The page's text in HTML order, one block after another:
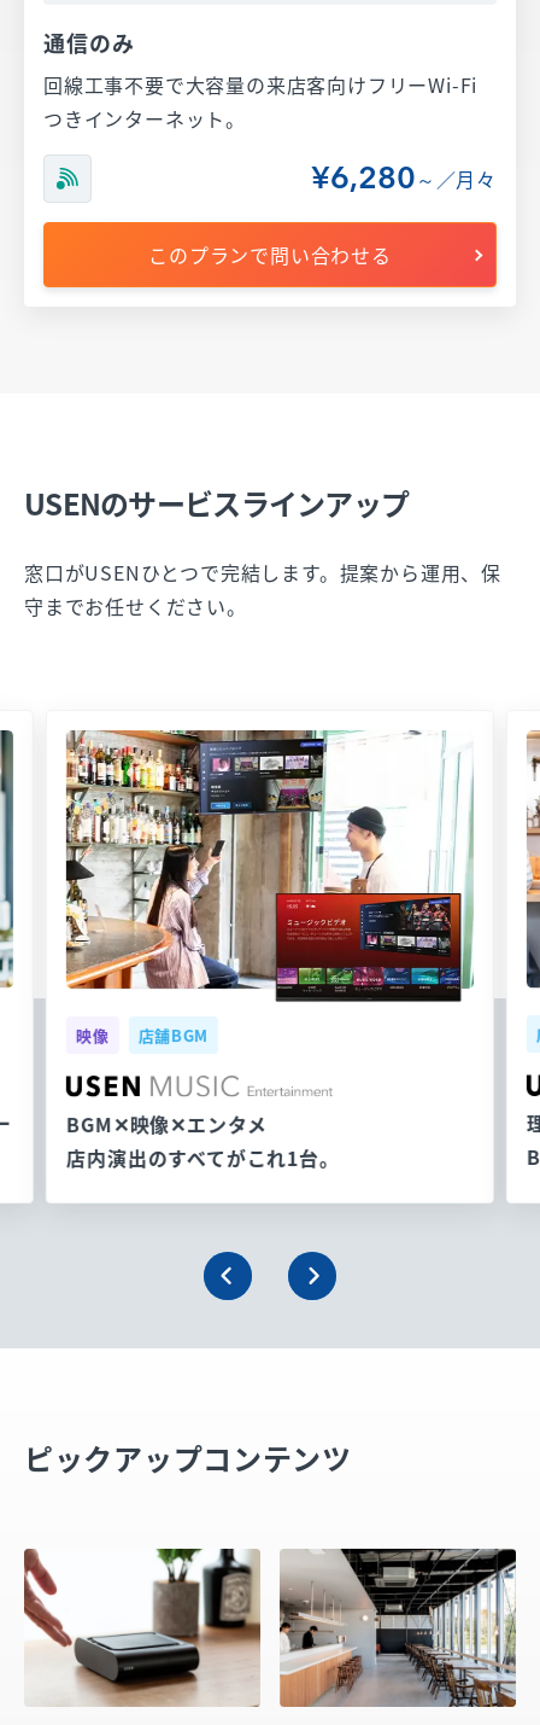
通信のみ
回線工事不要で大容量の来店客向けフリーWi-Fi
つきインターネット。
¥6,280～／月々
このプランで問い合わせる
USENのサービスラインアップ
窓口がUSENひとつで完結します。提案から運用、保
守までお任せください。
映像 店舗BGM
BGM✕映像✕エンタメ
店内演出のすべてがこれ1台。
ピックアップコンテンツ